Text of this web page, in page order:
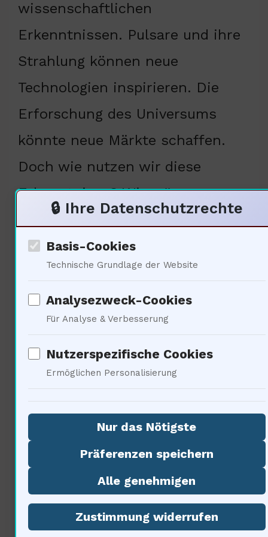
wissenschaftlichen
Erkenntnissen. Pulsare und ihre
Strahlung können neue
Technologien inspirieren. Die
Erforschung des Universums
könnte neue Märkte schaffen.
Doch wie nutzen wir diese
Erkenntnisse? Wir müssen
sicherstellen, dass der
Fortschritt allen zugutekommt.
Die Wirtschaft sollte die
Wissenschaft unterstützen. Wie
können wir die gesellschaftlichen
Herausforderungen mit diesen
neuen Technologien angehen?
• Quelle: Schumpeter, Theorie der
wirtschaftlichen, S. 30
Politische Implikationen der
Raumfahrtforschung
Raumfahrtforschung ist ein
🔒 Ihre Datenschutzrechte
Basis-Cookies
Technische Grundlage der Website
Analysezweck-Cookies
Für Analyse & Verbesserung
Nutzerspezifische Cookies
Ermöglichen Personalisierung
Nur das Nötigste
Präferenzen speichern
Alle genehmigen
Zustimmung widerrufen